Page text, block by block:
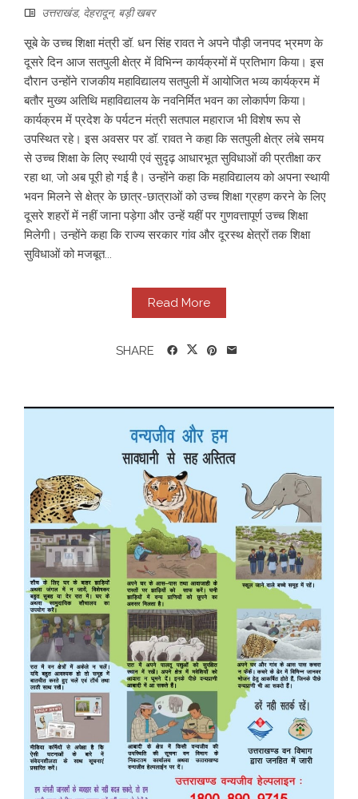
उत्तराखंड, देहरादून, बड़ी खबर
सूबे के उच्च शिक्षा मंत्री डॉ. धन सिंह रावत ने अपने पौड़ी जनपद भ्रमण के
दूसरे दिन आज सतपुली क्षेत्र में विभिन्न कार्यक्रमों में प्रतिभाग किया। इस
दौरान उन्होंने राजकीय महाविद्यालय सतपुली में आयोजित भव्य कार्यक्रम में
बतौर मुख्य अतिथि महाविद्यालय के नवनिर्मित भवन का लोकार्पण किया।
कार्यक्रम में प्रदेश के पर्यटन मंत्री सतपाल महाराज भी विशेष रूप से
उपस्थित रहे। इस अवसर पर डॉ. रावत ने कहा कि सतपुली क्षेत्र लंबे समय
से उच्च शिक्षा के लिए स्थायी एवं सुदृढ़ आधारभूत सुविधाओं की प्रतीक्षा कर
रहा था, जो अब पूरी हो गई है। उन्होंने कहा कि महाविद्यालय को अपना स्थायी
भवन मिलने से क्षेत्र के छात्र-छात्राओं को उच्च शिक्षा ग्रहण करने के लिए
दूसरे शहरों में नहीं जाना पड़ेगा और उन्हें यहीं पर गुणवत्तापूर्ण उच्च शिक्षा
मिलेगी। उन्होंने कहा कि राज्य सरकार गांव और दूरस्थ क्षेत्रों तक शिक्षा
सुविधाओं को मजबूत...
Read More
SHARE